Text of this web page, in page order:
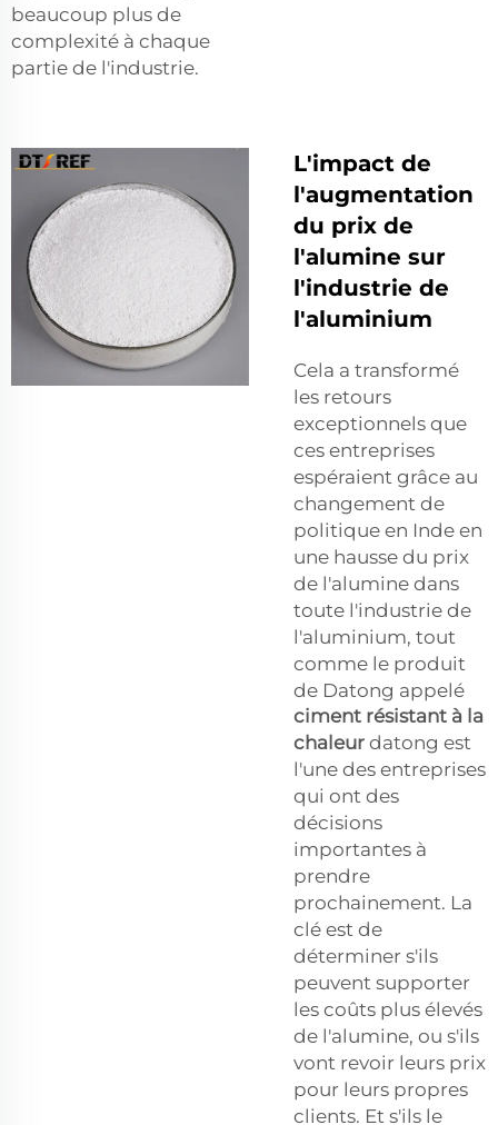
beaucoup plus de
complexité à chaque
partie de l'industrie.
L'impact de
l'augmentation
du prix de
l'alumine sur
l'industrie de
l'aluminium
Cela a transformé
les retours
exceptionnels que
ces entreprises
espéraient grâce au
changement de
politique en Inde en
une hausse du prix
de l'alumine dans
toute l'industrie de
l'aluminium, tout
comme le produit
de Datong appelé
ciment résistant à la
chaleur datong est
l'une des entreprises
qui ont des
décisions
importantes à
prendre
prochainement. La
clé est de
déterminer s'ils
peuvent supporter
les coûts plus élevés
de l'alumine, ou s'ils
vont revoir leurs prix
pour leurs propres
clients. Et s'ils le